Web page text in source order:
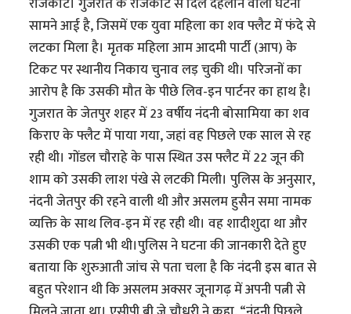
सामने आई है, जिसमें एक युवा महिला का शव फ्लैट में फंदे से
लटका मिला है। मृतक महिला आम आदमी पार्टी (आप) के
टिकट पर स्थानीय निकाय चुनाव लड़ चुकी थी। परिजनों का
आरोप है कि उसकी मौत के पीछे लिव-इन पार्टनर का हाथ है।
गुजरात के जेतपुर शहर में 23 वर्षीय नंदनी बोसामिया का शव
किराए के फ्लैट में पाया गया, जहां वह पिछले एक साल से रह
रही थी। गोंडल चौराहे के पास स्थित उस फ्लैट में 22 जून की
शाम को उसकी लाश पंखे से लटकी मिली। पुलिस के अनुसार,
नंदनी जेतपुर की रहने वाली थी और असलम हुसैन समा नामक
व्यक्ति के साथ लिव-इन में रह रही थी। वह शादीशुदा था और
उसकी एक पत्नी भी थी।पुलिस ने घटना की जानकारी देते हुए
बताया कि शुरुआती जांच से पता चला है कि नंदनी इस बात से
बहुत परेशान थी कि असलम अक्सर जूनागढ़ में अपनी पत्नी से